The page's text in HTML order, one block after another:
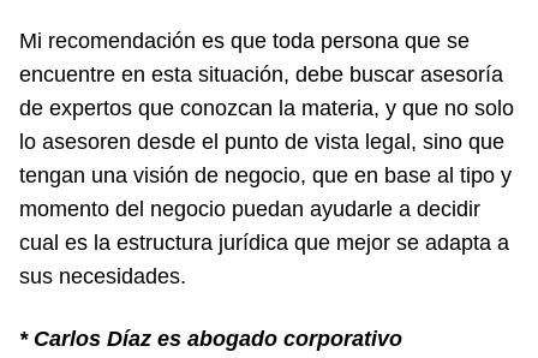
Mi recomendación es que toda persona que se
encuentre en esta situación, debe buscar asesoría
de expertos que conozcan la materia, y que no solo
lo asesoren desde el punto de vista legal, sino que
tengan una visión de negocio, que en base al tipo y
momento del negocio puedan ayudarle a decidir
cual es la estructura jurídica que mejor se adapta a
sus necesidades.
* Carlos Díaz es abogado corporativo